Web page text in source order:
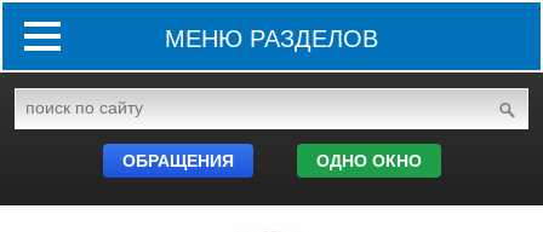
МЕНЮ РАЗДЕЛОВ
ОБРАЩЕНИЯ ОДНО ОКНО